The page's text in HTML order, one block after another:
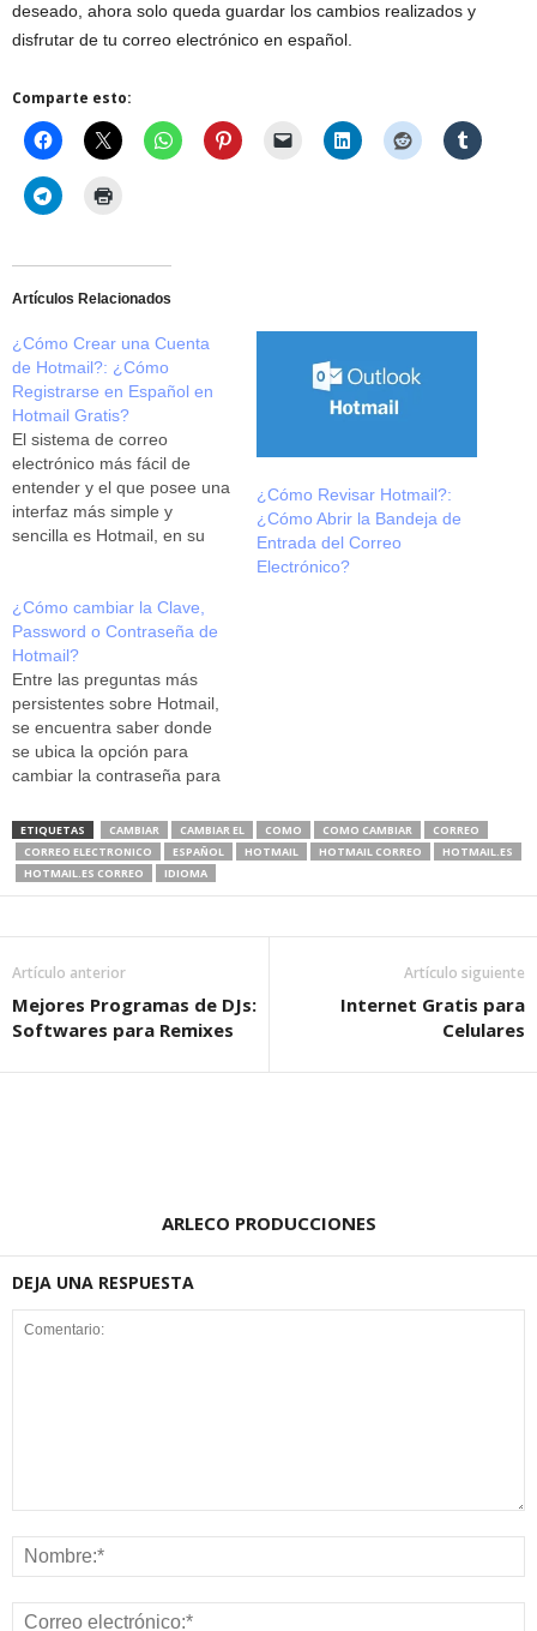
deseado, ahora solo queda guardar los cambios realizados y
disfrutar de tu correo electrónico en español.
Comparte esto:
Artículos Relacionados
¿Cómo Crear una Cuenta
de Hotmail?: ¿Cómo
Registrarse en Español en
Hotmail Gratis?
El sistema de correo
electrónico más fácil de
entender y el que posee una
interfaz más simple y
sencilla es Hotmail, en su
grupo Microsoft. Es el correo
más accesible, pues es muy
fácil crear una cuenta, y
mucho más empezar a
usarla.…
¿Cómo Revisar Hotmail?:
¿Cómo Abrir la Bandeja de
Entrada del Correo
Electrónico?
¿Cómo cambiar la Clave,
Password o Contraseña de
Hotmail?
Entre las preguntas más
persistentes sobre Hotmail,
se encuentra saber donde
se ubica la opción para
cambiar la contraseña para
diversas razones muchas
veces esto se vuelve una
necesidad urgente. Sigue
estos pasos tal como los
tu cuenta de correo de
manera común,…
ETIQUETAS CAMBIAR CAMBIAR EL COMO COMO CAMBIAR
CORREO
CORREO ELECTRONICO
ESPAÑOL HOTMAIL HOTMAIL CORREO
HOTMAIL.ES
HOTMAIL.ES CORREO
IDIOMA
Artículo anterior
Mejores Programas de DJs:
Softwares para Remixes
Artículo siguiente
Internet Gratis para
Celulares
ARLECO PRODUCCIONES
DEJA UNA RESPUESTA